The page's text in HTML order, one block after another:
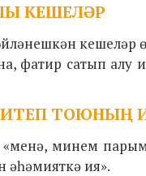
КЕШЕЛӘР
кешеләр
сатып алу
ИТЕП ТОЮНЫҢ
«менә, минем
ия».